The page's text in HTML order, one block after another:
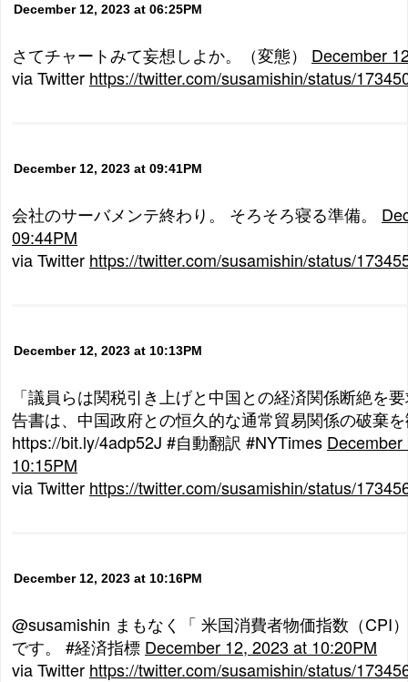
December 12, 2023 at 06:25PM
さてチャートみて妄想しよか。（変態） December
via Twitter https://twitter.com/susamishin/status/
December 12, 2023 at 09:41PM
会社のサーバメンテ終わり。 そろそろ寝る準備。
09:44PM
via Twitter https://twitter.com/susamishin/status/
December 12, 2023 at 10:13PM
「議員らは関税引き上げと中国との経済関係断絶を
告書は、中国政府との恒久的な通常貿易関係の破棄
https://bit.ly/4adp52J #自動翻訳 #NYTimes
10:15PM
via Twitter https://twitter.com/susamishin/status/
December 12, 2023 at 10:16PM
@susamishin まもなく「 米国消費者物価指数（CPI
です。 #経済指標 December 12, 2023 at 10:20PM
via Twitter https://twitter.com/susamishin/status/